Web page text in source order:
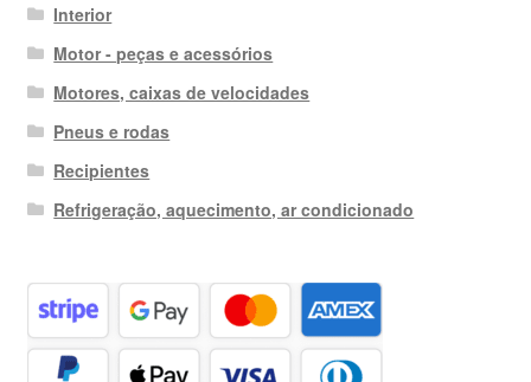
Interior
Motor - peças e acessórios
Motores, caixas de velocidades
Pneus e rodas
Recipientes
Refrigeração, aquecimento, ar condicionado